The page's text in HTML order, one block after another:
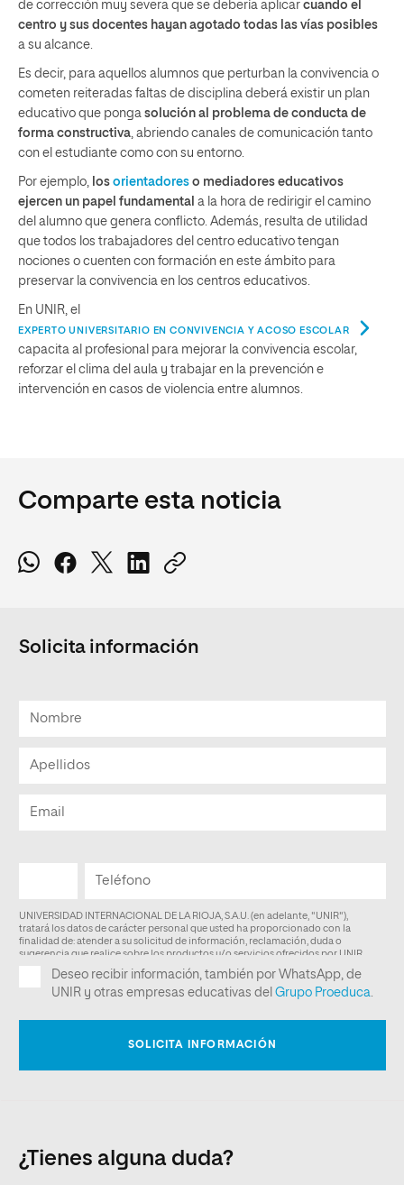
de corrección muy severa que se debería aplicar cuando el
centro y sus docentes hayan agotado todas las vías posibles
a su alcance.
Es decir, para aquellos alumnos que perturban la convivencia o
cometen reiteradas faltas de disciplina deberá existir un plan
educativo que ponga solución al problema de conducta de
forma constructiva, abriendo canales de comunicación tanto
con el estudiante como con su entorno.
Por ejemplo, los orientadores o mediadores educativos
ejercen un papel fundamental a la hora de redirigir el camino
del alumno que genera conflicto. Además, resulta de utilidad
que todos los trabajadores del centro educativo tengan
nociones o cuenten con formación en este ámbito para
preservar la convivencia en los centros educativos.
En UNIR, el
EXPERTO UNIVERSITARIO EN CONVIVENCIA Y ACOSO ESCOLAR
capacita al profesional para mejorar la convivencia escolar,
reforzar el clima del aula y trabajar en la prevención e
intervención en casos de violencia entre alumnos.
Comparte esta noticia
Solicita información
¿Tienes alguna duda?